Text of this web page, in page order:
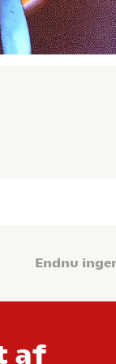
Endnu
af